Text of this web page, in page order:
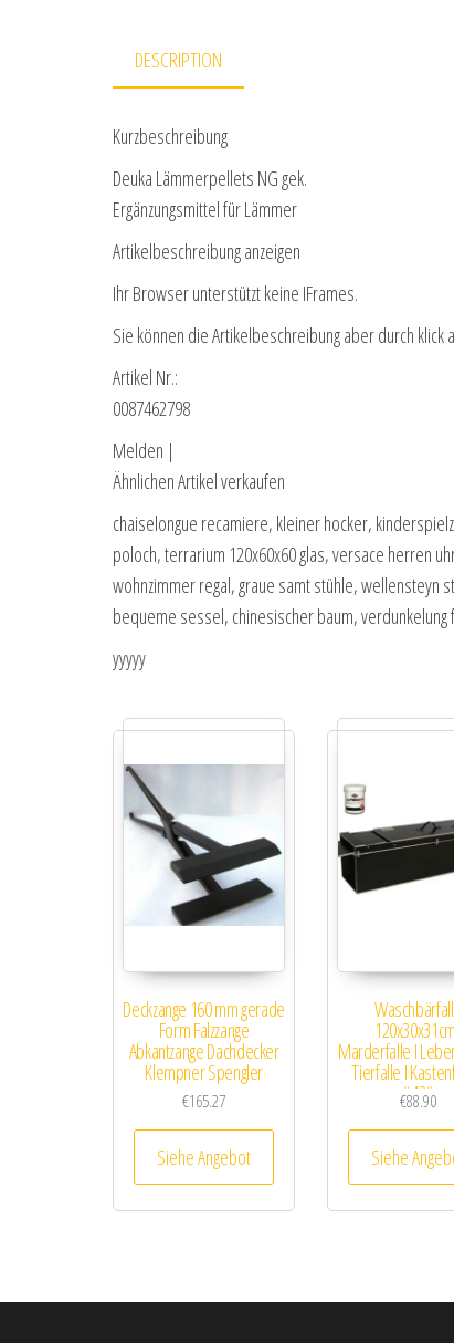
DESCRIPTION
Kurzbeschreibung
Deuka Lämmerpellets NG gek.
Ergänzungsmittel für Lämmer
Artikelbeschreibung anzeigen
Ihr Browser unterstützt keine IFrames.
Sie können die Artikelbeschreibung aber durch klick
Artikel Nr.:
0087462798
Melden |
Ähnlichen Artikel verkaufen
chaiselongue recamiere, kleiner hocker,
poloch, terrarium 120x60x60 glas, versace herren
wohnzimmer regal, graue samt stühle, wellensteyn
bequeme sessel, chinesischer baum,
yyyyy
Deckzange 160 mm gerade
Form Falzzange
Abkantzange Dachdecker
Klempner Spengler
€165.27
Siehe Angebot
Marderfalle I
Tierfalle I
#42#
€88.90
Siehe